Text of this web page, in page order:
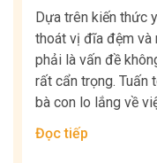
Dựa trên kiến thức
thoát vị đĩa đệm và
phải là vấn đề
rất cẩn trọng. Tuấn
bà con lo lắng về
Đọc tiếp